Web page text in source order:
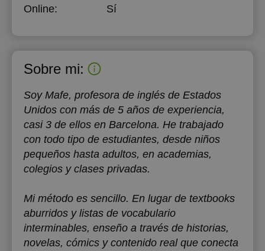
Online: Sí
Sobre mi:
Soy Mafe, profesora de inglés de Estados
Unidos con más de 5 años de experiencia,
casi 3 de ellos en Barcelona. He trabajado
con todo tipo de estudiantes, desde niños
pequeños hasta adultos, en academias,
colegios y clases privadas.
Mi método es sencillo. En lugar de textbooks
aburridos y listas de vocabulario
interminables, enseño a través de historias,
novelas, cómics y contenido real que conecta